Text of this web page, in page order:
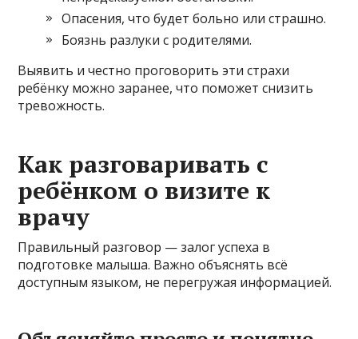
Опасения, что будет больно или страшно.
Боязнь разлуки с родителями.
Выявить и честно проговорить эти страхи
ребёнку можно заранее, что поможет снизить
тревожность.
Как разговаривать с
ребёнком о визите к
врачу
Правильный разговор — залог успеха в
подготовке малыша. Важно объяснять всё
доступным языком, не перегружая информацией.